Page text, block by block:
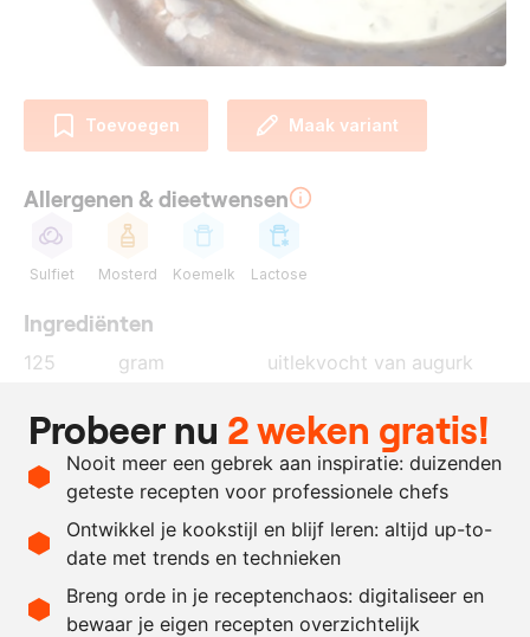
Toevoegen Maak variant
Allergenen & dieetwensen
Sulfiet Mosterd Koemelk Lactose
Ingrediënten
125 gram
uitlekvocht van augurk
blaadjes
gelatine
200
gram slagroom, lobbig geslagen
Recept omrekenen
- +
Probeer nu 2 weken gratis!
Nooit meer een gebrek aan inspiratie: duizenden
geteste recepten voor professionele chefs
Ontwikkel je kookstijl en blijf leren: altijd up-to-
date met trends en technieken
Breng orde in je receptenchaos: digitaliseer en
bewaar je eigen recepten overzichtelijk